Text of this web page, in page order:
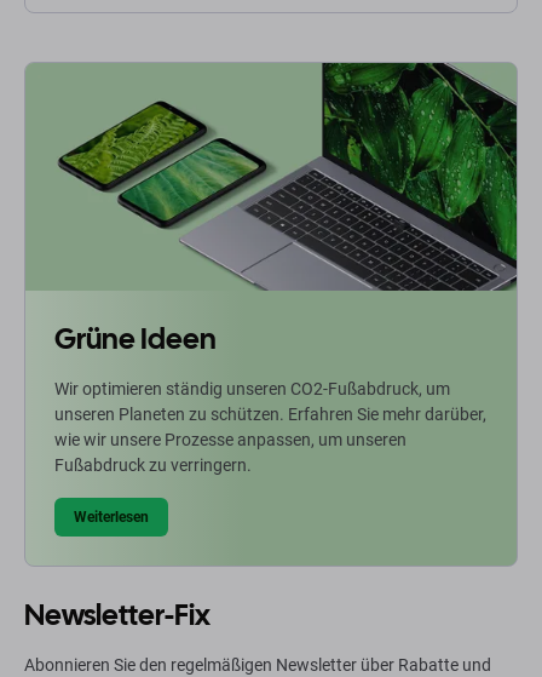
Grüne Ideen
Wir optimieren ständig unseren CO2-Fußabdruck, um
unseren Planeten zu schützen. Erfahren Sie mehr darüber,
wie wir unsere Prozesse anpassen, um unseren
Fußabdruck zu verringern.
Weiterlesen
Newsletter-Fix
Abonnieren Sie den regelmäßigen Newsletter über Rabatte und